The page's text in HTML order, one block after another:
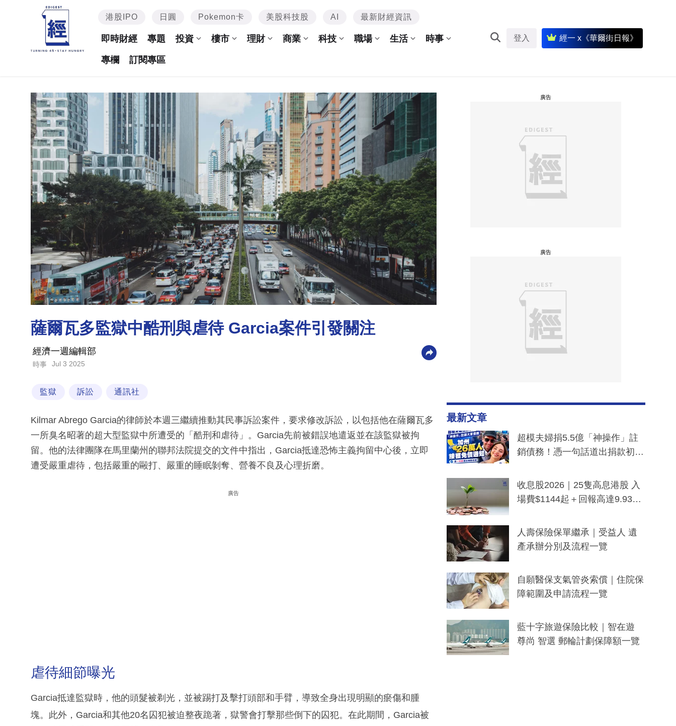
港股IPO 日圓 Pokemon卡 美股科技股 AI 最新財經資訊
即時財經 專題 投資 樓市 理財 商業 科技 職場 生活 時事
專欄 訂閱專區
登入 經一 x《華爾街日報》
薩爾瓦多監獄中酷刑與虐待 Garcia案件引發關注
經濟一週編輯部
時事 Jul 3 2025
監獄 訴訟 通訊社
Kilmar Abrego Garcia的律師於本週三繼續推動其民事訴訟案件，要求修改訴訟，以包括他在薩爾瓦多
一所臭名昭著的超大型監獄中所遭受的「酷刑和虐待」。Garcia先前被錯誤地遣返並在該監獄被拘
留。他的法律團隊在馬里蘭州的聯邦法院提交的文件中指出，Garcia抵達恐怖主義拘留中心後，立即
遭受嚴重虐待，包括嚴重的毆打、嚴重的睡眠剝奪、營養不良及心理折磨。
廣告
虐待細節曝光
Garcia抵達監獄時，他的頭髮被剃光，並被踢打及擊打頭部和手臂，導致全身出現明顯的瘀傷和腫
塊。此外，Garcia和其他20名囚犯被迫整夜跪著，獄警會打擊那些倒下的囚犯。在此期間，Garcia被
廣告
廣告
最新文章
超模夫婦捐5.5億「神操作」註
銷債務！憑一句話道出捐款初
一度被誤當詐騙手段
收息股2026｜25隻高息港股 入
場費$1144起＋回報高達9.93
人壽保險保單繼承｜受益人 遺
產承辦分別及流程一覽
自願醫保支氣管炎索償｜住院保
障範圍及申請流程一覽
藍十字旅遊保險比較｜智在遊
尊尚 智選 郵輪計劃保障額一覽